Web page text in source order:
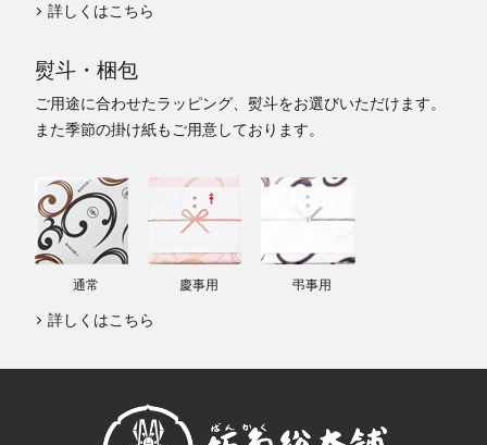
詳しくはこちら
熨斗・梱包
ご用途に合わせたラッピング、熨斗をお選びいただけます。
また季節の掛け紙もご用意しております。
通常 慶事用 弔事用
詳しくはこちら